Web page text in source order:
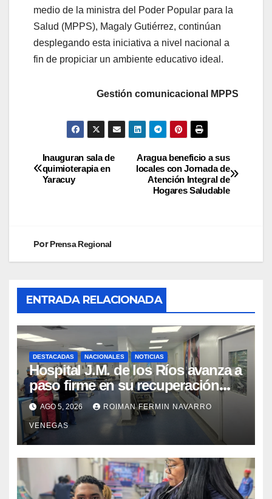
medio de la ministra del Poder Popular para la
Salud (MPPS), Magaly Gutiérrez, continúan
desplegando esta iniciativa a nivel nacional a
fin de propiciar un ambiente educativo ideal.
Gestión comunicacional MPPS
Aragua beneficio a sus
locales con Jornada de
Atención Integral de
Hogares Saludable
Inauguran sala de
quimioterapia en
Yaracuy
PorPrensa Regional
ENTRADA RELACIONADA
DESTACADAS NACIONALES NOTICIAS
Hospital J.M. de los Ríos avanza a
paso firme en su recuperación
tras los recientes eventos
sísmicos
AGO 5, 2026 ROIMAN FERMIN NAVARRO
VENEGAS